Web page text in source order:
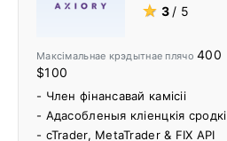
★ 3 / 5
Максімальнае крэдытнае плячо400
$100
- Член фінансавай камісіі
- Адасобленыя кліенцкія сродкі
- cTrader, MetaTrader & FIX API